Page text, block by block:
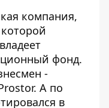
компания,
фонд.
-
А по
в